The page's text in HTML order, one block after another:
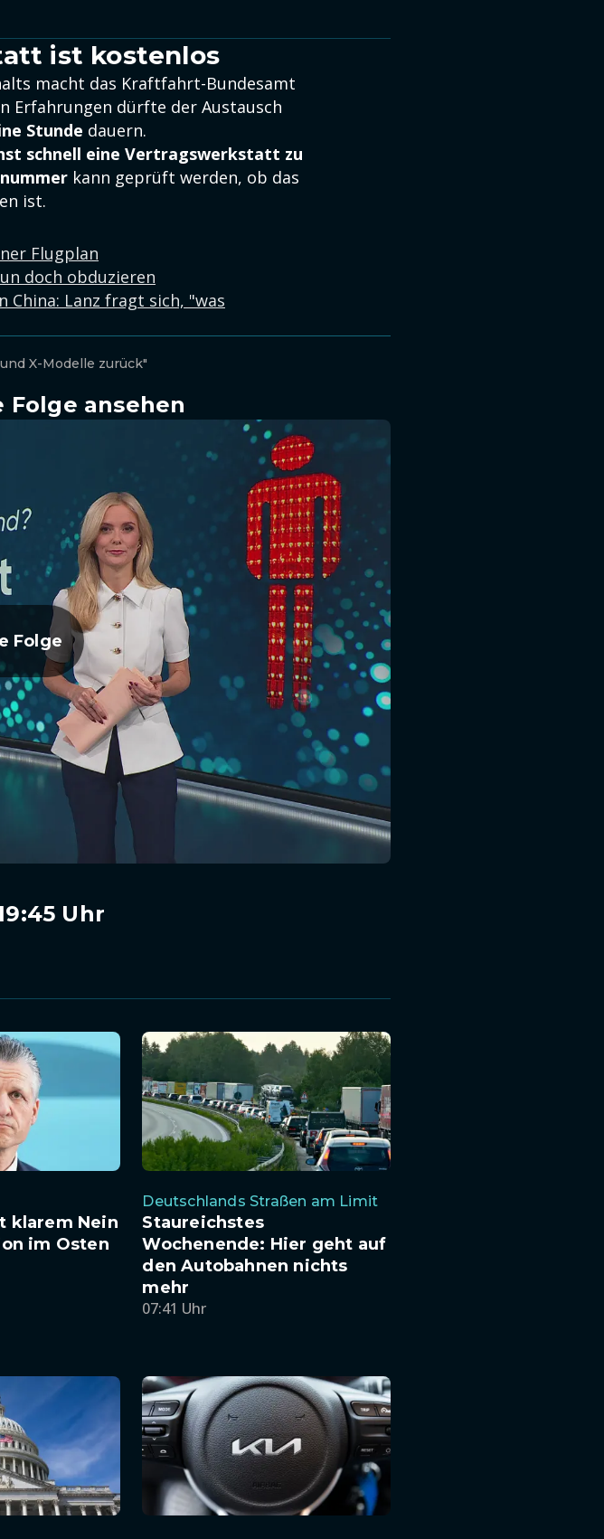
ist kostenlos
macht das Kraftfahrt-Bundesamt
Erfahrungen dürfte der Austausch
Stunde dauern.
schnell eine Vertragswerkstatt zu
kann geprüft werden, ob das
ist.
Flugplan
doch obduzieren
China: Lanz fragt sich, "was
X-Modelle zurück"
ansehen
Folge
Uhr
klarem Nein
im Osten
Deutschlands Straßen am Limit
Staureichstes
Wochenende: Hier geht auf
den Autobahnen nichts
mehr
07:41 Uhr